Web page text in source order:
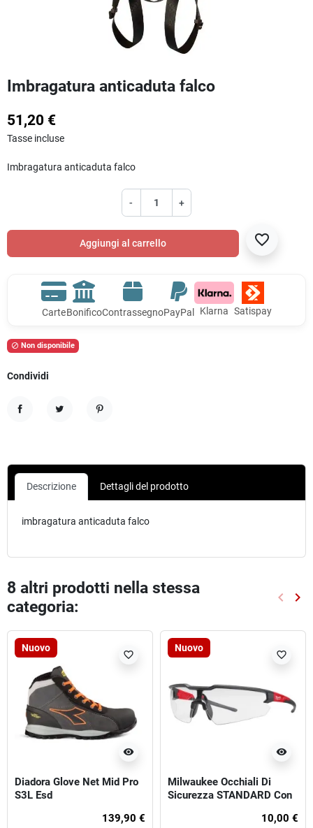
Imbragatura anticaduta falco
51,20 €
Tasse incluse
Imbragatura anticaduta falco
- +
Aggiungi al carrello favorite_border
CarteBonificoContrassegnoPayPal Klarna Satispay
 Non disponibile
Condividi
Descrizione Dettagli del prodotto
imbragatura anticaduta falco
8 altri prodotti nella stessa
categoria:
keyboard_arrow_left keyboard_arrow_right
Nuovo
visibility
favorite_border
Diadora Glove Net Mid Pro
S3L Esd
139,90 €
Nuovo
visibility
favorite_border
Milwaukee Occhiali Di
Sicurezza STANDARD Con
10,00 €